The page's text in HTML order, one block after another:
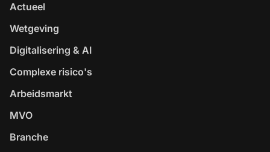
Actueel
Wetgeving
Digitalisering & AI
Complexe risico's
Arbeidsmarkt
MVO
Branche